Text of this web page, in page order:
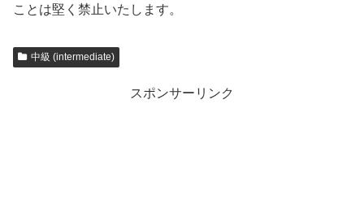
ことは堅く禁止いたします。
中級 (intermediate)
スポンサーリンク